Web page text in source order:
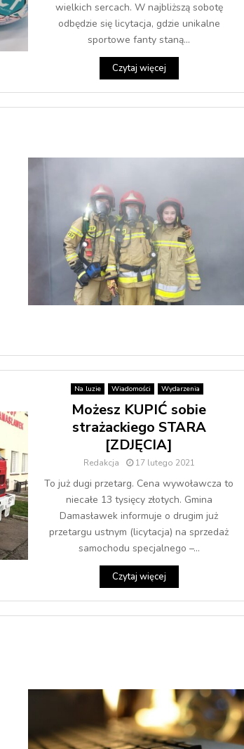
wielkich sercach. W najbliższą sobotę
odbędzie się licytacja, gdzie unikalne
sportowe fanty staną...
Czytaj więcej
Na luzie Wiadomości Wydarzenia
Możesz KUPIĆ sobie
strażackiego STARA
[ZDJĘCIA]
Redakcja 17 lutego 2021
To już dugi przetarg. Cena wywoławcza to
niecałe 13 tysięcy złotych. Gmina
Damasławek informuje o drugim już
przetargu ustnym (licytacja) na sprzedaż
samochodu specjalnego –...
Czytaj więcej